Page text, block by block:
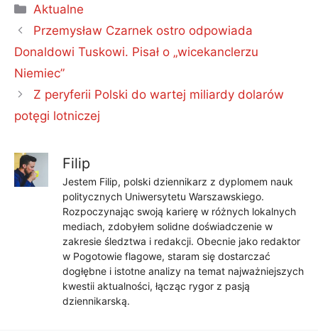
Kategorie
Aktualne
Przemysław Czarnek ostro odpowiada
Donaldowi Tuskowi. Pisał o „wicekanclerzu
Niemiec”
Z peryferii Polski do wartej miliardy dolarów
potęgi lotniczej
Filip
Jestem Filip, polski dziennikarz z dyplomem nauk
politycznych Uniwersytetu Warszawskiego.
Rozpoczynając swoją karierę w różnych lokalnych
mediach, zdobyłem solidne doświadczenie w
zakresie śledztwa i redakcji. Obecnie jako redaktor
w Pogotowie flagowe, staram się dostarczać
dogłębne i istotne analizy na temat najważniejszych
kwestii aktualności, łącząc rygor z pasją
dziennikarską.